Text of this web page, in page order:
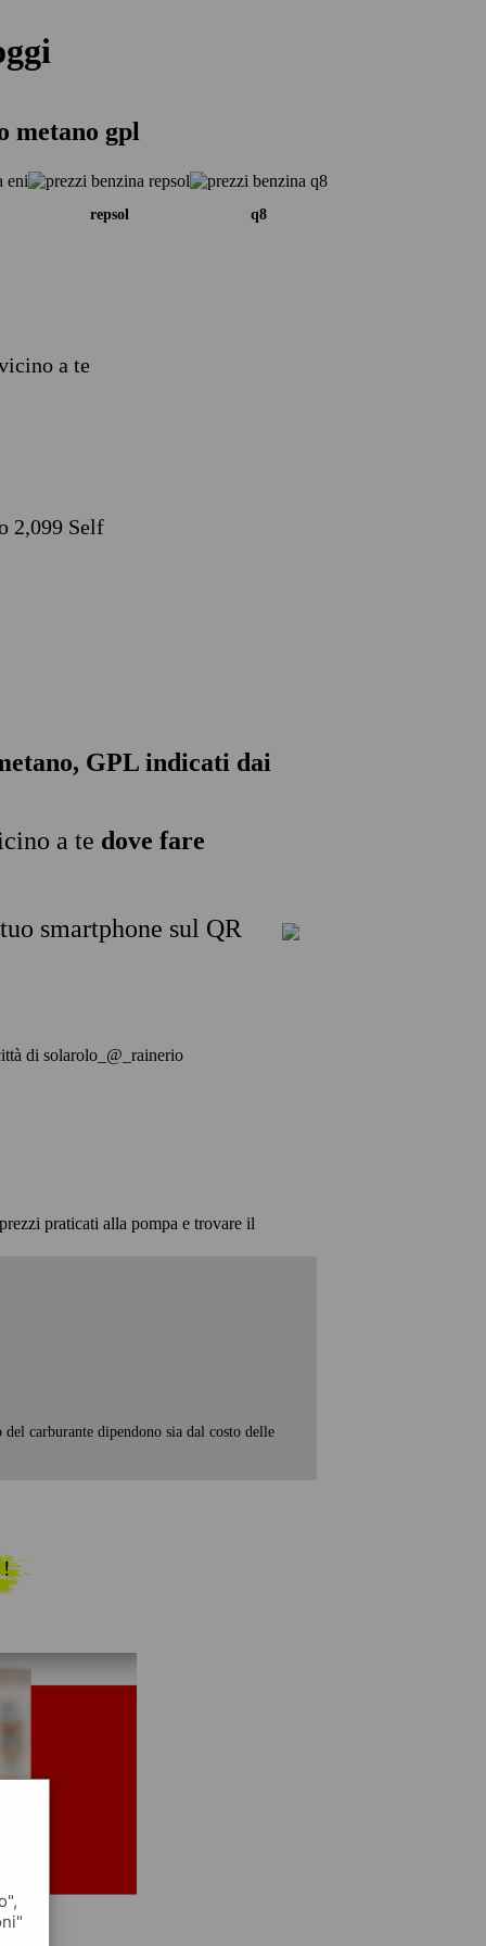
metano gpl
repsol q8
a te
2,099 Self
GPL indicati dai
a te dove fare
smartphone sul QR
di solarolo_@_rainerio
praticati alla pompa e trovare il
carburante dipendono sia dal costo delle
!